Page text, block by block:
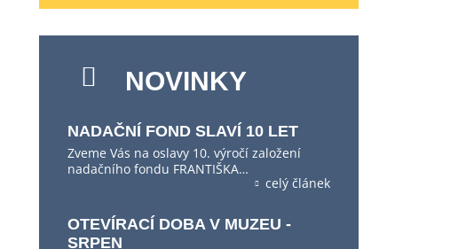
NOVINKY
NADAČNÍ FOND SLAVÍ 10 LET
Zveme Vás na oslavy 10. výročí založení
nadačního fondu FRANTIŠKA…
celý článek
OTEVÍRACÍ DOBA V MUZEU -
SRPEN